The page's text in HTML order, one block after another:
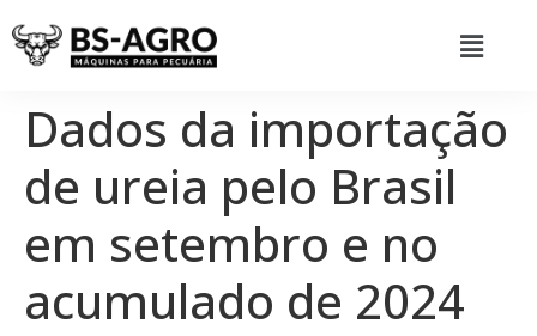
Dados da importação
de ureia pelo Brasil
em setembro e no
acumulado de 2024